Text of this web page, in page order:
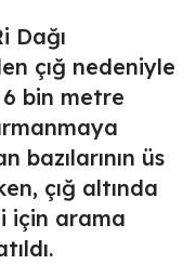
Dağı
çığ nedeniyle
6 bin metre
bazılarının üs
çığ altında
için arama